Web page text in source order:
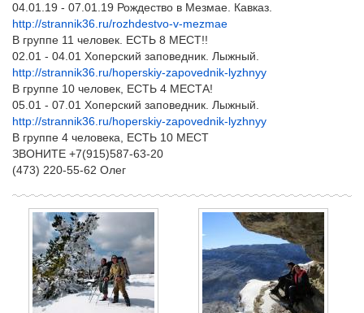
04.01.19 - 07.01.19 Рождество в Мезмае. Кавказ.
http://strannik36.ru/rozhdestvo-v-mezmae
В группе 11 человек. ЕСТЬ 8 МЕСТ!!
02.01 - 04.01 Хоперский заповедник. Лыжный.
http://strannik36.ru/hoperskiy-zapovednik-lyzhnyy
В группе 10 человек, ЕСТЬ 4 МЕСТА!
05.01 - 07.01 Хоперский заповедник. Лыжный.
http://strannik36.ru/hoperskiy-zapovednik-lyzhnyy
В группе 4 человека, ЕСТЬ 10 МЕСТ
ЗВОНИТЕ +7(915)587-63-20
(473) 220-55-62 Олег